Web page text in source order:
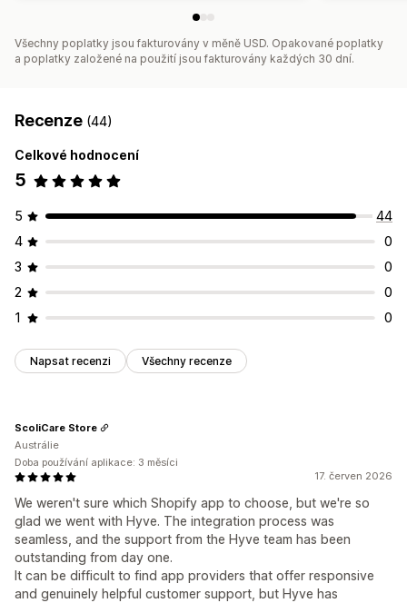
Všechny poplatky jsou fakturovány v měně USD. Opakované poplatky
a poplatky založené na použití jsou fakturovány každých 30 dní.
Recenze (44)
Celkové hodnocení
5
5
44
4
0
3
0
2
0
1
0
Napsat recenzi Všechny recenze
17. červen 2026
We weren't sure which Shopify app to choose, but we're so
glad we went with Hyve. The integration process was
seamless, and the support from the Hyve team has been
outstanding from day one.
It can be difficult to find app providers that offer responsive
and genuinely helpful customer support, but Hyve has
ScoliCare Store
Austrálie
Doba používání aplikace: 3 měsíci